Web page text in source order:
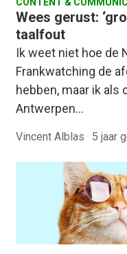
Wees gerust:
taalfout
Ik weet niet hoe de
Frankwatching de
hebben, maar ik
Antwerpen…
Vincent Alblas · 5 jaar